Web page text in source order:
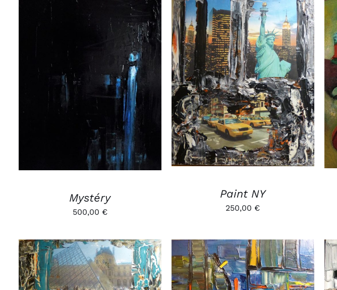
AJOUTER AU PANIER
/
APERÇU
Mystéry
500,00 €
AJOUTER AU PANIER
/
APERÇU
Paint NY
250,00 €